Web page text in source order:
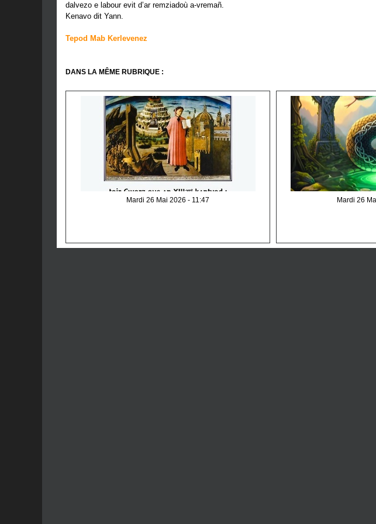
dalvezo e labour evit d’ar remziadoù a-vremañ.
Kenavo dit Yann.
Tepod Mab Kerlevenez
DANS LA MÊME RUBRIQUE :
Mardi 26 Mai 2026 - 11:47
Mardi 26